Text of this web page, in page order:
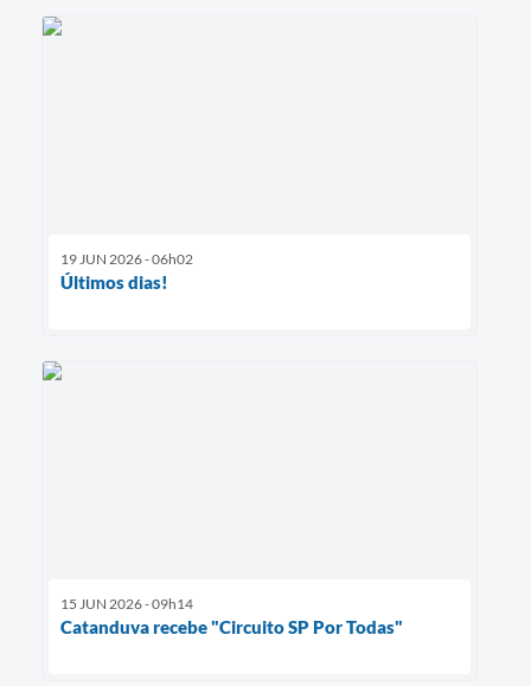
19 JUN 2026 - 06h02
Últimos dias!
15 JUN 2026 - 09h14
Catanduva recebe "Circuito SP Por Todas"